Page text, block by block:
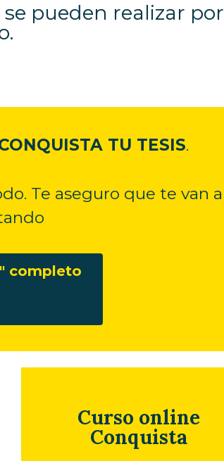
se pueden realizar por
TU TESIS.
Te aseguro que te van a
completo
Curso online
Conquista